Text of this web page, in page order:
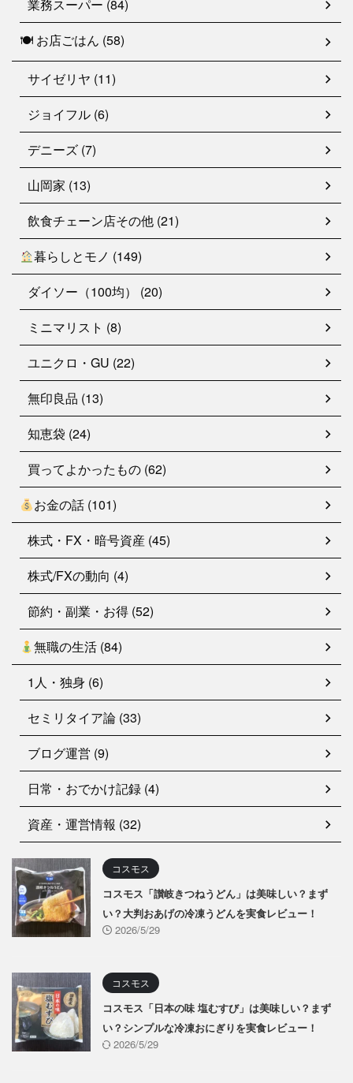
業務スーパー (84)
🍽 お店ごはん (58)
サイゼリヤ (11)
ジョイフル (6)
デニーズ (7)
山岡家 (13)
飲食チェーン店その他 (21)
暮らしとモノ (149)
ダイソー（100均） (20)
ミニマリスト (8)
ユニクロ・GU (22)
無印良品 (13)
知恵袋 (24)
買ってよかったもの (62)
お金の話 (101)
株式・FX・暗号資産 (45)
株式/FXの動向 (4)
節約・副業・お得 (52)
無職の生活 (84)
1人・独身 (6)
セミリタイア論 (33)
ブログ運営 (9)
日常・おでかけ記録 (4)
資産・運営情報 (32)
コスモス
コスモス「讃岐きつねうどん」は美味しい？まず
い？大判おあげの冷凍うどんを実食レビュー！
2026/5/29
コスモス
コスモス「日本の味 塩むすび」は美味しい？まず
い？シンプルな冷凍おにぎりを実食レビュー！
2026/5/29